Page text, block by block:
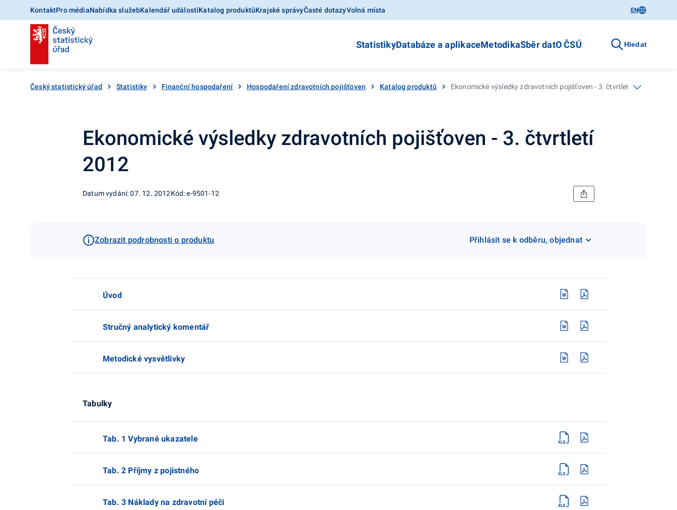
KontaktPro médiaNabídka služebKalendář událostíKatalog produktůKrajské správyČasté dotazyVolná místa EN
StatistikyDatabáze a aplikaceMetodikaSběr datO ČSÚ Hledat
Český statistický úřad Statistiky Finanční hospodaření Hospodaření zdravotních pojišťoven Katalog produktů Ekonomické výsledky zdravotních pojišťoven - 3. čtvrtletí 2012
Ekonomické výsledky zdravotních pojišťoven - 3. čtvrtletí
2012
Datum vydání: 07. 12. 2012Kód: e-9501-12
Zobrazit podrobnosti o produktu Přihlásit se k odběru, objednat
Úvod
Stručný analytický komentář
Metodické vysvětlivky
Tabulky
Tab. 1 Vybrané ukazatele
Tab. 2 Příjmy z pojistného
Tab. 3 Náklady na zdravotní péči